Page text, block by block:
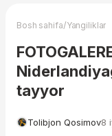
Bosh sahifa/Yangiliklar
tayyor
Tolibjon Qosimov8